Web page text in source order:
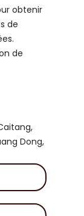
obtenir
de
de
Dong,